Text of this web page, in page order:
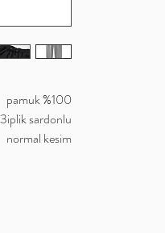
%100 pamuk
3iplik sardonlu
normal kesim